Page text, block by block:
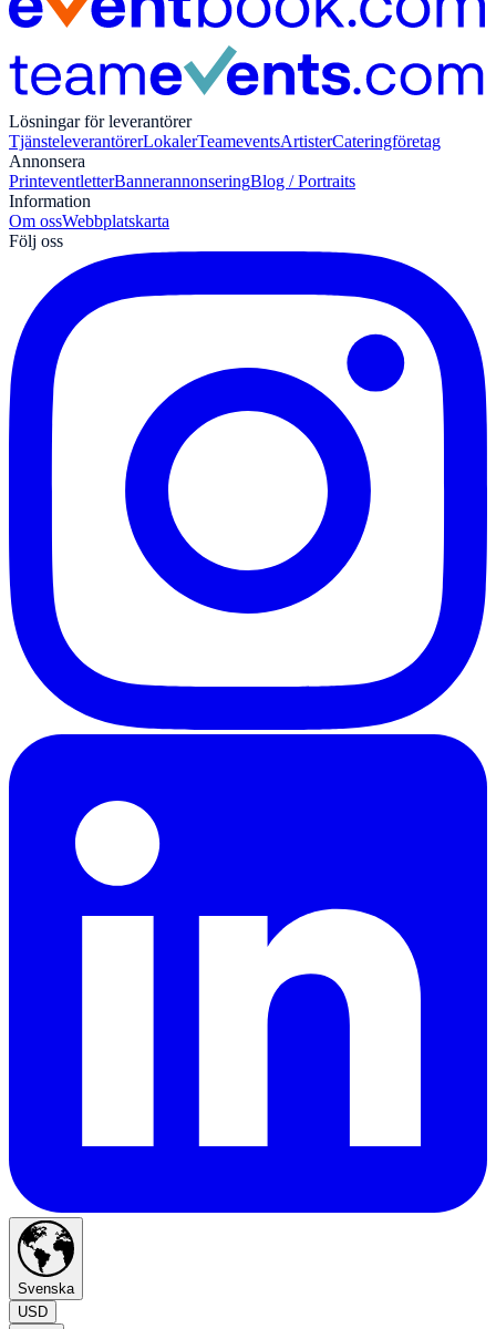
Lösningar för leverantörer
TjänsteleverantörerLokalerTeameventsArtisterCateringföretag
Annonsera
PrinteventletterBannerannonseringBlog / Portraits
Information
Om ossWebbplatskarta
Följ oss
Svenska
USD